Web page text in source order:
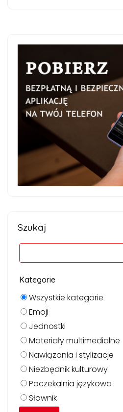
Szukaj
Kategorie
Wszystkie kategorie
Emoji
Jednostki
Materiały multimedialne
Nawiązania i stylizacje
Niezbędnik kulturowy
Poczekalnia językowa
Słownik